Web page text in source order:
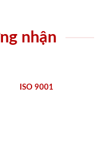
nhận
ISO 9001